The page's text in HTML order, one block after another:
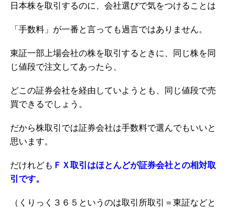
日本株を取引するのに、会社選びで気をつけることは
「手数料」が一番と言っても過言ではありません。
東証一部上場会社の株を取引するときに、同じ株を同
じ値段で注文してあったら、
どこの証券会社を経由していようとも、同じ値段で売
買できるでしょう。
だから株取引では証券会社は手数料で選んでもいいと
思います。
だけれども ＦＸ取引はほとんどが証券会社との相対取
引です。
（くりっく３６５というのは取引所取引＝東証などと